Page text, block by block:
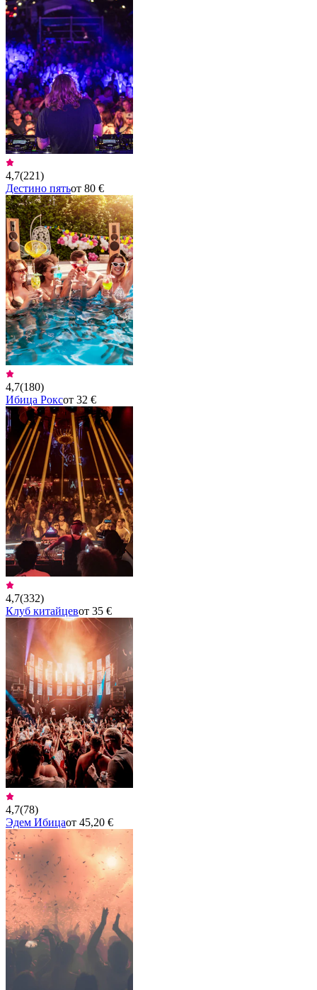
4,7(221)
Дестино пятьот 80 €
4,7(180)
Ибица Роксот 32 €
4,7(332)
Клуб китайцевот 35 €
4,7(78)
Эдем Ибицаот 45,20 €